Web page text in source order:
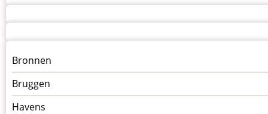
Menu
kunstwerken
op
kunstwerkpagina
Bronnen
Bruggen
Havens